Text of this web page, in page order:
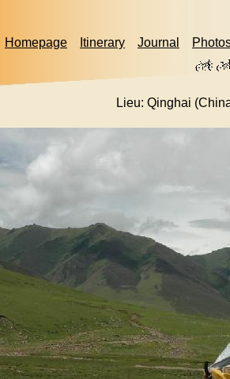
Homepage Itinerary Journal
Lieu: Qinghai